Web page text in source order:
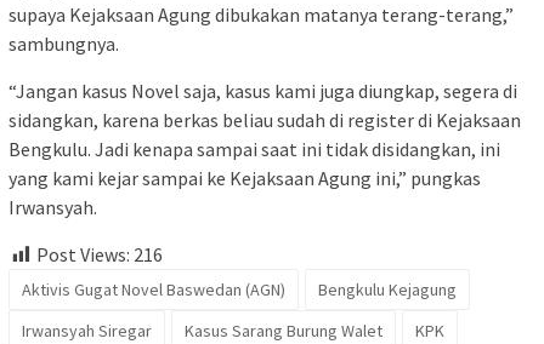
supaya Kejaksaan Agung dibukakan matanya terang-terang,”
sambungnya.
“Jangan kasus Novel saja, kasus kami juga diungkap, segera di
sidangkan, karena berkas beliau sudah di register di Kejaksaan
Bengkulu. Jadi kenapa sampai saat ini tidak disidangkan, ini
yang kami kejar sampai ke Kejaksaan Agung ini,” pungkas
Irwansyah.
Post Views: 216
Aktivis Gugat Novel Baswedan (AGN)
Bengkulu Kejagung
Irwansyah Siregar
Kasus Sarang Burung Walet
KPK